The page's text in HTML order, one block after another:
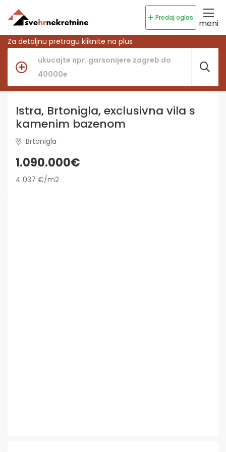
Predaj oglas
meni
Za detaljnu pretragu kliknite na plus
Istra, Brtonigla, exclusivna vila s
kamenim bazenom
Brtonigla
1.090.000€
4 037 €/m2